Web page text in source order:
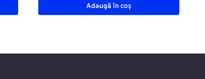
Adaugă în coș